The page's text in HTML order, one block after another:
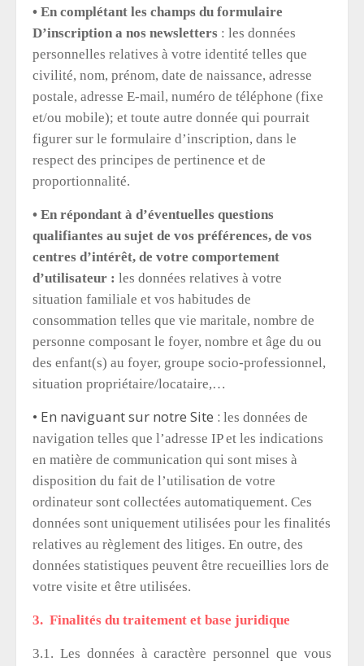
• En complétant les champs du formulaire
D’inscription a nos newsletters : les données
personnelles relatives à votre identité telles que
civilité, nom, prénom, date de naissance, adresse
postale, adresse E-mail, numéro de téléphone (fixe
et/ou mobile); et toute autre donnée qui pourrait
figurer sur le formulaire d’inscription, dans le
respect des principes de pertinence et de
proportionnalité.
• En répondant à d’éventuelles questions
qualifiantes au sujet de vos préférences, de vos
centres d’intérêt, de votre comportement
d’utilisateur : les données relatives à votre
situation familiale et vos habitudes de
consommation telles que vie maritale, nombre de
personne composant le foyer, nombre et âge du ou
des enfant(s) au foyer, groupe socio-professionnel,
situation propriétaire/locataire,…
• En naviguant sur notre Site : les données de
navigation telles que l’adresse IP et les indications
en matière de communication qui sont mises à
disposition du fait de l’utilisation de votre
ordinateur sont collectées automatiquement. Ces
données sont uniquement utilisées pour les finalités
relatives au règlement des litiges. En outre, des
données statistiques peuvent être recueillies lors de
votre visite et être utilisées.
3. Finalités du traitement et base juridique
3.1. Les données à caractère personnel que vous